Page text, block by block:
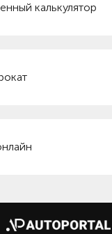
калькулятор